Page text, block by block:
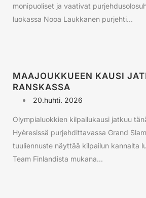
monipuoliset ja vaativat
luokassa Nooa Laukkanen purjehti...
MAAJOUKKUEEN KAUSI
RANSKASSA
20.huhti. 2026
Olympialuokkien kilpailukausi jatkuu
Hyèresissä purjehdittavassa Grand
tuuliennuste näyttää kilpailun kannalta
Team Finlandista mukana...